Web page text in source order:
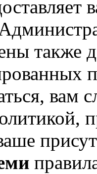
также
вам